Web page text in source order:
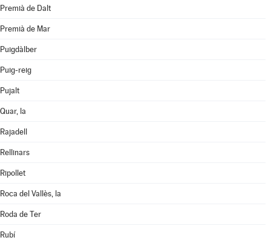
Premià de Dalt
Premià de Mar
Puigdàlber
Puig-reig
Pujalt
Quar, la
Rajadell
Rellinars
Ripollet
Roca del Vallès, la
Roda de Ter
Rubí